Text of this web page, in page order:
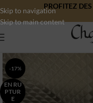
Skip to navigation
Skip to main content
PROFITEZ
-17%
EN RU
PTUR
E